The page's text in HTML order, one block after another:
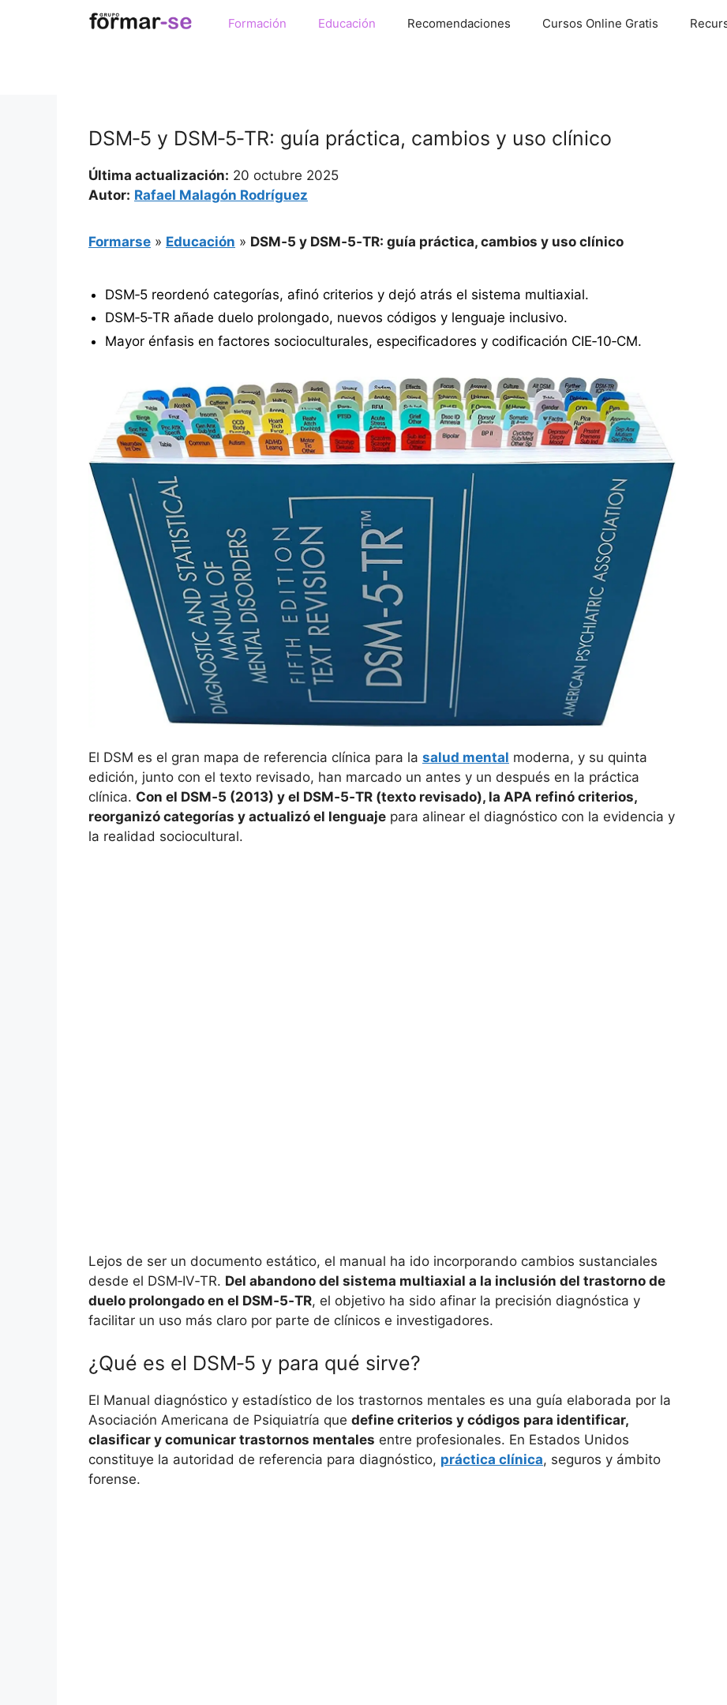
Formación Educación Recomendaciones Cursos Online Gratis
DSM‑5 y DSM‑5‑TR: guía práctica, cambios y uso clínico
Última actualización: 20 octubre 2025
Autor: Rafael Malagón Rodríguez
Formarse » Educación » DSM‑5 y DSM‑5‑TR: guía práctica, cambios y uso clínico
DSM‑5 reordenó categorías, afinó criterios y dejó atrás el sistema multiaxial.
DSM‑5‑TR añade duelo prolongado, nuevos códigos y lenguaje inclusivo.
Mayor énfasis en factores socioculturales, especificadores y codificación CIE‑10‑CM.
El DSM es el gran mapa de referencia clínica para la salud mental moderna, y su quinta
edición, junto con el texto revisado, han marcado un antes y un después en la práctica
clínica. Con el DSM‑5 (2013) y el DSM‑5‑TR (texto revisado), la APA refinó criterios,
reorganizó categorías y actualizó el lenguaje para alinear el diagnóstico con la evidencia y
la realidad sociocultural.
Lejos de ser un documento estático, el manual ha ido incorporando cambios sustanciales
desde el DSM‑IV‑TR. Del abandono del sistema multiaxial a la inclusión del trastorno de
duelo prolongado en el DSM‑5‑TR, el objetivo ha sido afinar la precisión diagnóstica y
facilitar un uso más claro por parte de clínicos e investigadores.
¿Qué es el DSM‑5 y para qué sirve?
El Manual diagnóstico y estadístico de los trastornos mentales es una guía elaborada por la
Asociación Americana de Psiquiatría que define criterios y códigos para identificar,
clasificar y comunicar trastornos mentales entre profesionales. En Estados Unidos
constituye la autoridad de referencia para diagnóstico, práctica clínica, seguros y ámbito
forense.